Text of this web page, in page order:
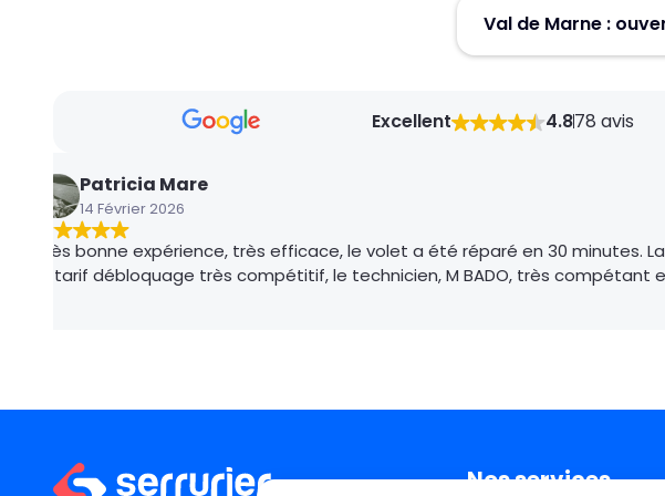
Excellent
4.878 avis
Patricia Mare
14 Février 2026
Très bonne expérience, très efficace, le volet a été réparé en 30
le tarif débloquage très compétitif, le technicien, M BADO, très
Nos services